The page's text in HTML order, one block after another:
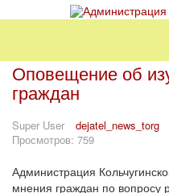
Оповещение об
граждан
Super User dejatel_news_torg
Просмотров: 759
Администрация
мнения граждан по вопросу